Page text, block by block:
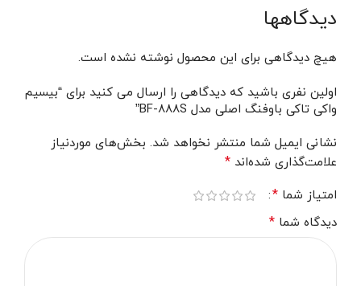
دیدگاهها
هیچ دیدگاهی برای این محصول نوشته نشده است.
اولین نفری باشید که دیدگاهی را ارسال می کنید برای “بیسیم
واکی تاکی باوفنگ اصلی مدل BF-888S”
نشانی ایمیل شما منتشر نخواهد شد. بخش‌های موردنیاز
علامت‌گذاری شده‌اند *
امتیاز شما *
دیدگاه شما *